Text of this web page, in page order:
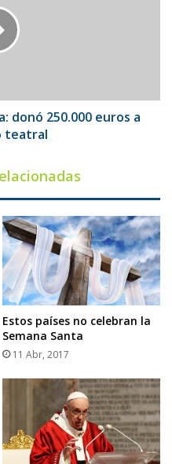
donó 250.000 euros a
teatral
Estos países no celebran la
Semana Santa
11 Abr, 2017